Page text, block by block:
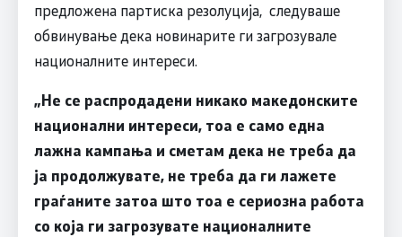
предложена партиска резолуција, следуваше
обвинување дека новинарите ги загрозувале
националните интереси.
„Не се распродадени никако македонските
национални интереси, тоа е само една
лажна кампања и сметам дека не треба да
ја продолжувате, не треба да ги лажете
граѓаните затоа што тоа е сериозна работа
со која ги загрозувате националните